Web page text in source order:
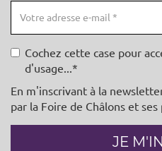
Cochez cette case pour
d'usage...
En m'inscrivant à la
par la Foire de Châlons et
JE